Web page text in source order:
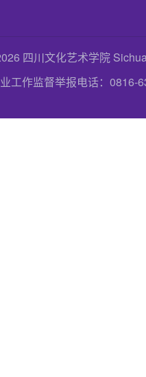
四川文化艺术学院
业工作监督举报电话：